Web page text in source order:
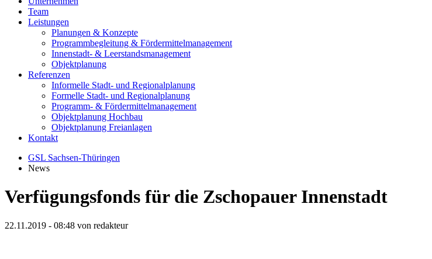
Team
Leistungen
Planungen & Konzepte
Programmbegleitung & Fördermittelmanagement
Innenstadt- & Leerstandsmanagement
Objektplanung
Referenzen
Informelle Stadt- und Regionalplanung
Formelle Stadt- und Regionalplanung
Programm- & Fördermittelmanagement
Objektplanung Hochbau
Objektplanung Freianlagen
Kontakt
GSL Sachsen-Thüringen
News
Verfügungsfonds für die Zschopauer Innenstadt
22.11.2019 - 08:48 von redakteur